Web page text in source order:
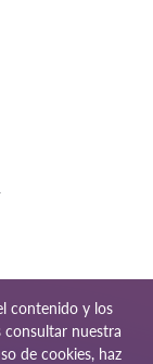
contenido y los
consultar nuestra
de cookies, haz